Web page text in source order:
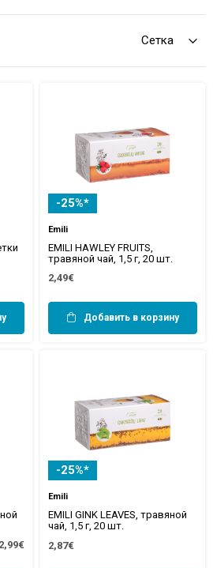
tiek novērtētas to maigās, bet
citus dabiskus līdzekļus, kas var
un asinsvadu sistēmas funkciju.
-25%*
Emili
EMILI HAWLEY FRUITS,
травяной чай, 1,5 г, 20 шт.
2,49€
Добавить в корзину
2,99€
-25%*
Emili
EMILI GINK LEAVES, травяной
чай, 1,5 г, 20 шт.
2,87€